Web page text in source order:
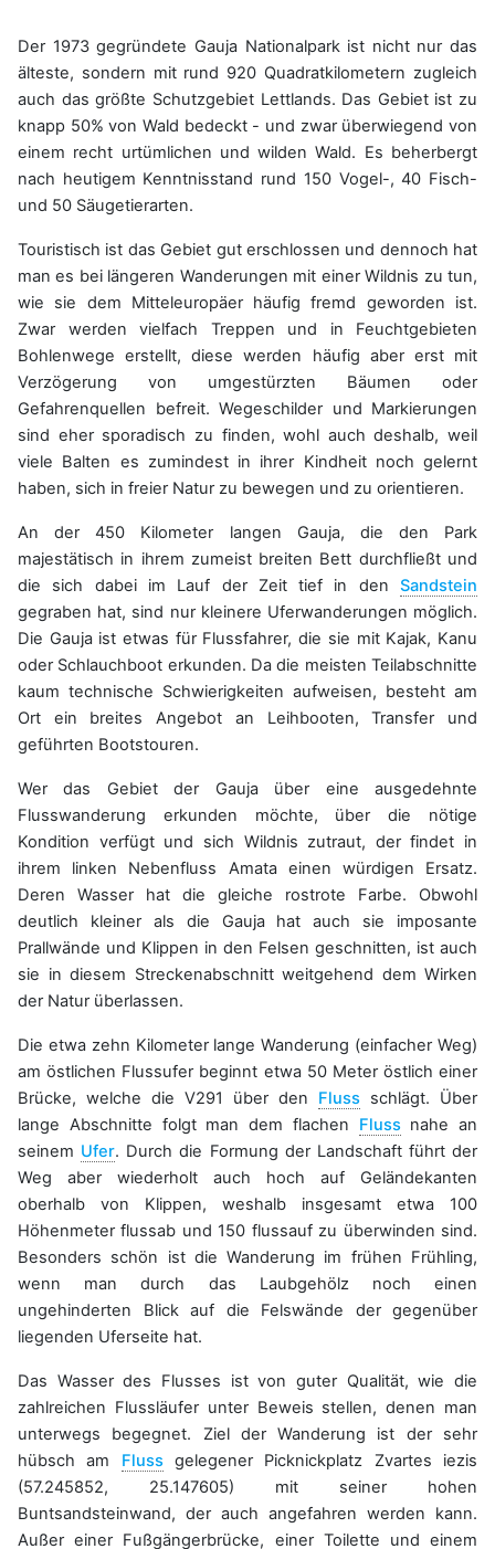
Der 1973 gegründete Gauja Nationalpark ist nicht nur das
älteste, sondern mit rund 920 Quadratkilometern zugleich
auch das größte Schutzgebiet Lettlands. Das Gebiet ist zu
knapp 50% von Wald bedeckt - und zwar überwiegend von
einem recht urtümlichen und wilden Wald. Es beherbergt
nach heutigem Kenntnisstand rund 150 Vogel-, 40 Fisch-
und 50 Säugetierarten.
Touristisch ist das Gebiet gut erschlossen und dennoch hat
man es bei längeren Wanderungen mit einer Wildnis zu tun,
wie sie dem Mitteleuropäer häufig fremd geworden ist.
Zwar werden vielfach Treppen und in Feuchtgebieten
Bohlenwege erstellt, diese werden häufig aber erst mit
Verzögerung von umgestürzten Bäumen oder
Gefahrenquellen befreit. Wegeschilder und Markierungen
sind eher sporadisch zu finden, wohl auch deshalb, weil
viele Balten es zumindest in ihrer Kindheit noch gelernt
haben, sich in freier Natur zu bewegen und zu orientieren.
An der 450 Kilometer langen Gauja, die den Park
majestätisch in ihrem zumeist breiten Bett durchfließt und
die sich dabei im Lauf der Zeit tief in den Sandstein
gegraben hat, sind nur kleinere Uferwanderungen möglich.
Die Gauja ist etwas für Flussfahrer, die sie mit Kajak, Kanu
oder Schlauchboot erkunden. Da die meisten Teilabschnitte
kaum technische Schwierigkeiten aufweisen, besteht am
Ort ein breites Angebot an Leihbooten, Transfer und
geführten Bootstouren.
Wer das Gebiet der Gauja über eine ausgedehnte
Flusswanderung erkunden möchte, über die nötige
Kondition verfügt und sich Wildnis zutraut, der findet in
ihrem linken Nebenfluss Amata einen würdigen Ersatz.
Deren Wasser hat die gleiche rostrote Farbe. Obwohl
deutlich kleiner als die Gauja hat auch sie imposante
Prallwände und Klippen in den Felsen geschnitten, ist auch
sie in diesem Streckenabschnitt weitgehend dem Wirken
der Natur überlassen.
Die etwa zehn Kilometer lange Wanderung (einfacher Weg)
am östlichen Flussufer beginnt etwa 50 Meter östlich einer
Brücke, welche die V291 über den Fluss schlägt. Über
lange Abschnitte folgt man dem flachen Flussnahe an
seinem Ufer. Durch die Formung der Landschaft führt der
Weg aber wiederholt auch hoch auf Geländekanten
oberhalb von Klippen, weshalb insgesamt etwa 100
Höhenmeter flussab und 150 flussauf zu überwinden sind.
Besonders schön ist die Wanderung im frühen Frühling,
wenn man durch das Laubgehölz noch einen
ungehinderten Blick auf die Felswände der gegenüber
liegenden Uferseite hat.
Das Wasser des Flusses ist von guter Qualität, wie die
zahlreichen Flussläufer unter Beweis stellen, denen man
unterwegs begegnet. Ziel der Wanderung ist der sehr
hübsch am Flussgelegener Picknickplatz Zvartes iezis
(57.245852, 25.147605) mit seiner hohen
Buntsandsteinwand, der auch angefahren werden kann.
Außer einer Fußgängerbrücke, einer Toilette und einem